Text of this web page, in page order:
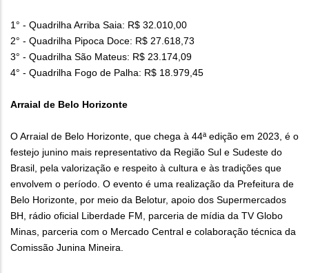
1° - Quadrilha Arriba Saia: R$ 32.010,00
2° - Quadrilha Pipoca Doce: R$ 27.618,73
3° - Quadrilha São Mateus: R$ 23.174,09
4° - Quadrilha Fogo de Palha: R$ 18.979,45
Arraial de Belo Horizonte
O Arraial de Belo Horizonte, que chega à 44ª edição em 2023, é o
festejo junino mais representativo da Região Sul e Sudeste do
Brasil, pela valorização e respeito à cultura e às tradições que
envolvem o período. O evento é uma realização da Prefeitura de
Belo Horizonte, por meio da Belotur, apoio dos Supermercados
BH, rádio oficial Liberdade FM, parceria de mídia da TV Globo
Minas, parceria com o Mercado Central e colaboração técnica da
Comissão Junina Mineira.